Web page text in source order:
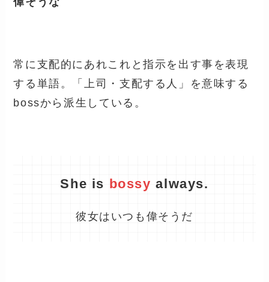
常に支配的にあれこれと指示を出す事を表現
する単語。「上司・支配する人」を意味する
bossから派生している。
She is bossy always.
彼女はいつも偉そうだ